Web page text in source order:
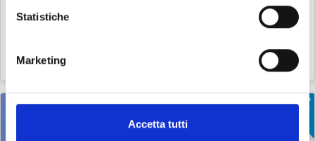
Statistiche
Marketing
Accetta tutti
L’arrivo delle rondini mette subito di buon
umore perché, benché sia noto il detto “una
questi uccelli migratori, appartenenti all’ordine
dei passeriformi, …
25 mar 2025 Norma Raimondo